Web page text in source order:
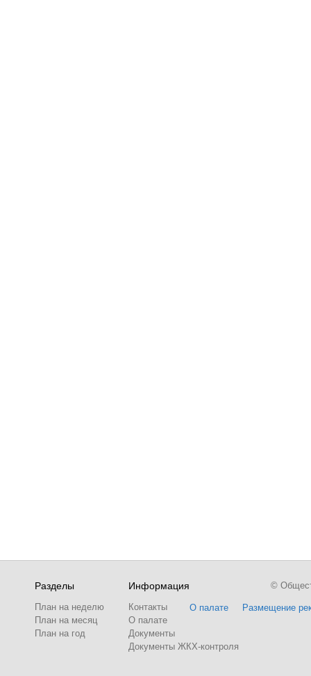
Разделы
План на неделю
План на месяц
План на год
Информация
Контакты
О палате
Документы
Документы ЖКХ-контроля
О палате Размещение
©